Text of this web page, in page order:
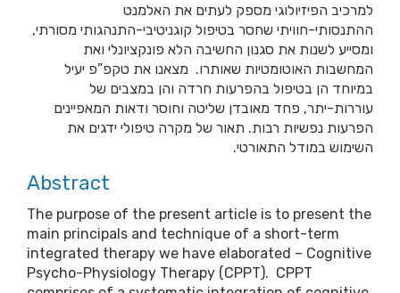
למרכיב הפיזיולוגי מספק לעתים את האלמנט
ההתנסותי-חוויתי שחסר בטיפול קוגניטיבי-התנהגותי מסורתי,
ומסייע לשנות את סגנון החשיבה הלא פונקציונלי ואת
המחשבות האוטומטיות שאותרו. מצאנו את טקפ”פ יעיל
במיוחד הן בטיפול בהפרעות חרדה והן במצבים של
עוררות-יתר, פחד מאובדן שליטה וחוסר ודאות המאפיינים
הפרעות נפשיות רבות. תאור של מקרה טיפולי ידגים את
השימוש במודל התאורטי.
Abstract
The purpose of the present article is to present the
main principals and technique of a short-term
integrated therapy we have elaborated – Cognitive
Psycho-Physiology Therapy (CPPT). CPPT